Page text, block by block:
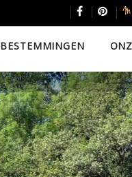
BESTEMMINGEN